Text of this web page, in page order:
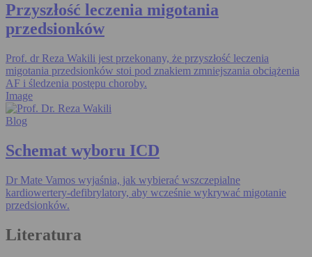
Przyszłość leczenia migotania
przedsionków
Prof. dr Reza Wakili jest przekonany, że przyszłość leczenia
migotania przedsionków stoi pod znakiem zmniejszania obciążenia
AF i śledzenia postępu choroby.
Image
Blog
Schemat wyboru ICD
Dr Mate Vamos wyjaśnia, jak wybierać wszczepialne
kardiowertery-defibrylatory, aby wcześnie wykrywać migotanie
przedsionków.
Literatura